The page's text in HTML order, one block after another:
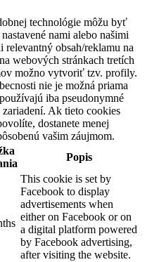
technológie môžu byť
nami alebo našimi
obsah/reklamu na
webových stránkach tretích
možno vytvoriť tzv. profily.
nie je možná priama
iba pseudonymné
Ak tieto cookies
dostanete menej
vašim záujmom.
Popis
This cookie is set by
Facebook to display
advertisements when
either on Facebook or on
a digital platform powered
by Facebook advertising,
after visiting the website.